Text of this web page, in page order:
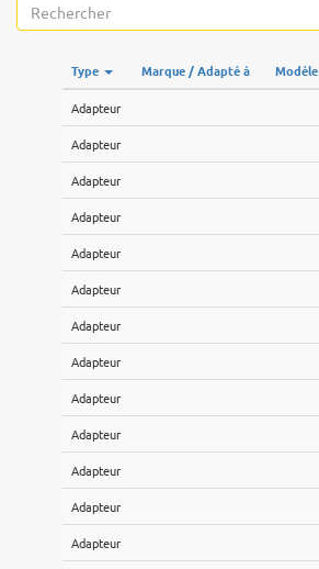
Type Marque / Adapté à Modèle
Adapteur
Adapteur
Adapteur
Adapteur
Adapteur
Adapteur
Adapteur
Adapteur
Adapteur
Adapteur
Adapteur
Adapteur
Adapteur